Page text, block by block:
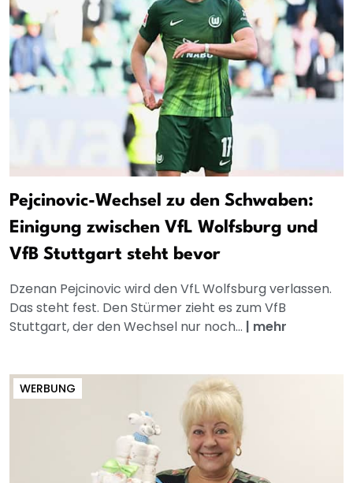
Pejcinovic-Wechsel zu den Schwaben:
Einigung zwischen VfL Wolfsburg und
VfB Stuttgart steht bevor
Dzenan Pejcinovic wird den VfL Wolfsburg verlassen.
Das steht fest. Den Stürmer zieht es zum VfB
Stuttgart, der den Wechsel nur noch... | mehr
WERBUNG